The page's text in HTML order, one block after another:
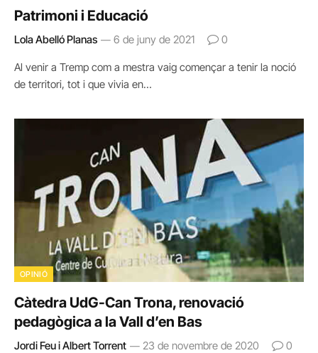
Patrimoni i Educació
Lola Abelló Planas 6 de juny de 2021 0
Al venir a Tremp com a mestra vaig començar a tenir la noció
de territori, tot i que vivia en…
OPINIÓ
Càtedra UdG-Can Trona, renovació
pedagògica a la Vall d’en Bas
Jordi Feu i Albert Torrent 23 de novembre de 2020 0